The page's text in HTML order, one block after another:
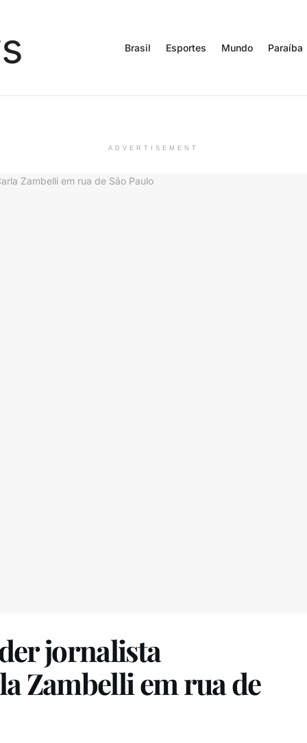
Brasil Esportes Mundo Paraíba
ADVERTISEMENT
jornalista
Zambelli em rua de